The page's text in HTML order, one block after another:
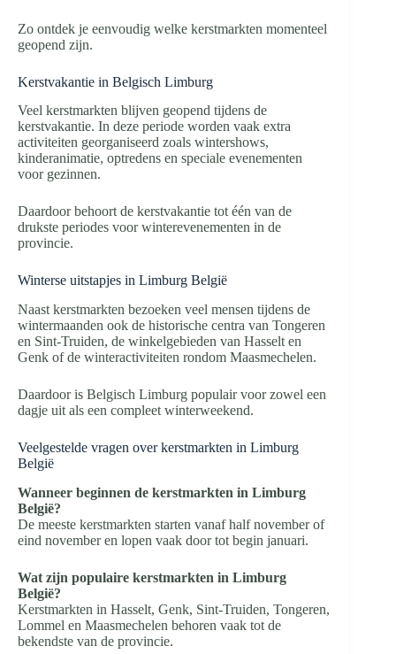
Zo ontdek je eenvoudig welke kerstmarkten momenteel
geopend zijn.
Kerstvakantie in Belgisch Limburg
Veel kerstmarkten blijven geopend tijdens de
kerstvakantie. In deze periode worden vaak extra
activiteiten georganiseerd zoals wintershows,
kinderanimatie, optredens en speciale evenementen
voor gezinnen.
Daardoor behoort de kerstvakantie tot één van de
drukste periodes voor winterevenementen in de
provincie.
Winterse uitstapjes in Limburg België
Naast kerstmarkten bezoeken veel mensen tijdens de
wintermaanden ook de historische centra van Tongeren
en Sint-Truiden, de winkelgebieden van Hasselt en
Genk of de winteractiviteiten rondom Maasmechelen.
Daardoor is Belgisch Limburg populair voor zowel een
dagje uit als een compleet winterweekend.
Veelgestelde vragen over kerstmarkten in Limburg
België
Wanneer beginnen de kerstmarkten in Limburg
België?
De meeste kerstmarkten starten vanaf half november of
eind november en lopen vaak door tot begin januari.
Wat zijn populaire kerstmarkten in Limburg
België?
Kerstmarkten in Hasselt, Genk, Sint-Truiden, Tongeren,
Lommel en Maasmechelen behoren vaak tot de
bekendste van de provincie.